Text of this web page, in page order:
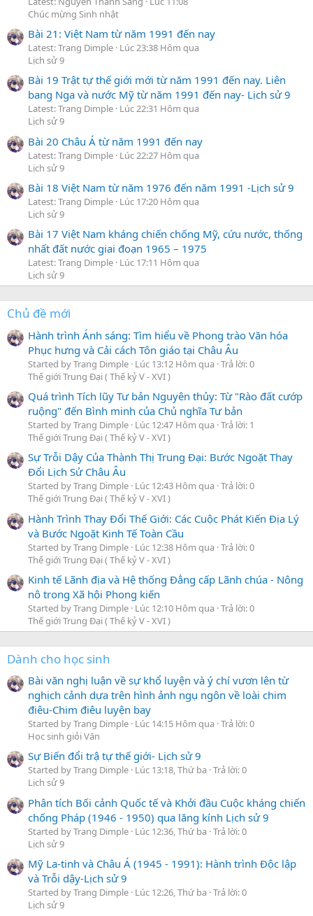
Chúc mừng Sinh nhật
Bài 21: Việt Nam từ năm 1991 đến nay
Latest: Trang Dimple Lúc 23:38 Hôm qua
Lịch sử 9
Bài 19 Trật tự thế giới mới từ năm 1991 đến nay. Liên
bang Nga và nước Mỹ từ năm 1991 đến nay- Lịch sử 9
Latest: Trang Dimple Lúc 22:31 Hôm qua
Lịch sử 9
Bài 20 Châu Á từ năm 1991 đến nay
Latest: Trang Dimple Lúc 22:27 Hôm qua
Lịch sử 9
Bài 18 Việt Nam từ năm 1976 đến năm 1991 -Lịch sử 9
Latest: Trang Dimple Lúc 17:20 Hôm qua
Lịch sử 9
Bài 17 Việt Nam kháng chiến chống Mỹ, cứu nước, thống
nhất đất nước giai đoạn 1965 – 1975
Latest: Trang Dimple Lúc 17:11 Hôm qua
Lịch sử 9
Chủ đề mới
Hành trình Ánh sáng: Tìm hiểu về Phong trào Văn hóa
Phục hưng và Cải cách Tôn giáo tại Châu Âu
Started by Trang Dimple Lúc 13:12 Hôm qua Trả lời: 0
Thế giới Trung Đại ( Thế kỷ V - XVI )
Quá trình Tích lũy Tư bản Nguyên thủy: Từ "Rào đất cướp
ruộng" đến Bình minh của Chủ nghĩa Tư bản
Started by Trang Dimple Lúc 12:47 Hôm qua Trả lời: 1
Thế giới Trung Đại ( Thế kỷ V - XVI )
Sự Trỗi Dậy Của Thành Thị Trung Đại: Bước Ngoặt Thay
Đổi Lịch Sử Châu Âu
Started by Trang Dimple Lúc 12:43 Hôm qua Trả lời: 0
Thế giới Trung Đại ( Thế kỷ V - XVI )
Hành Trình Thay Đổi Thế Giới: Các Cuộc Phát Kiến Địa Lý
và Bước Ngoặt Kinh Tế Toàn Cầu
Started by Trang Dimple Lúc 12:38 Hôm qua Trả lời: 0
Thế giới Trung Đại ( Thế kỷ V - XVI )
Kinh tế Lãnh địa và Hệ thống Đẳng cấp Lãnh chúa - Nông
nô trong Xã hội Phong kiến
Started by Trang Dimple Lúc 12:10 Hôm qua Trả lời: 0
Thế giới Trung Đại ( Thế kỷ V - XVI )
Dành cho học sinh
Bài văn nghị luận về sự khổ luyện và ý chí vươn lên từ
nghịch cảnh dựa trên hình ảnh ngụ ngôn về loài chim
điêu-Chim điêu luyện bay
Started by Trang Dimple Lúc 14:15 Hôm qua Trả lời: 0
Học sinh giỏi Văn
Sự Biến đổi trậ tự thế giới- Lịch sử 9
Started by Trang Dimple Lúc 13:18, Thứ ba Trả lời: 0
Lịch sử 9
Phân tích Bối cảnh Quốc tế và Khởi đầu Cuộc kháng chiến
chống Pháp (1946 - 1950) qua lăng kính Lịch sử 9
Started by Trang Dimple Lúc 12:36, Thứ ba Trả lời: 0
Lịch sử 9
Mỹ La-tinh và Châu Á (1945 - 1991): Hành trình Độc lập
và Trỗi dậy-Lịch sử 9
Started by Trang Dimple Lúc 12:26, Thứ ba Trả lời: 0
Lịch sử 9